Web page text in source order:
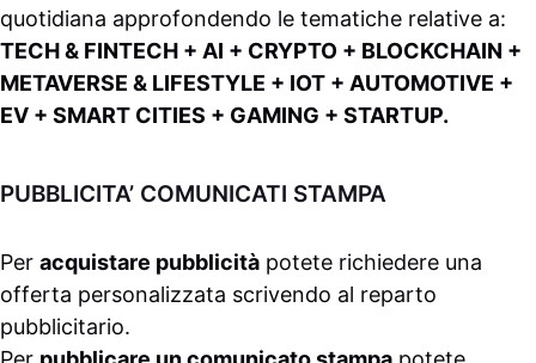
quotidiana approfondendo le tematiche relative a:
TECH & FINTECH + AI + CRYPTO + BLOCKCHAIN +
METAVERSE & LIFESTYLE + IOT + AUTOMOTIVE +
EV + SMART CITIES + GAMING + STARTUP.
PUBBLICITA’ COMUNICATI STAMPA
Per acquistare pubblicità potete richiedere una
offerta personalizzata scrivendo al reparto
pubblicitario.